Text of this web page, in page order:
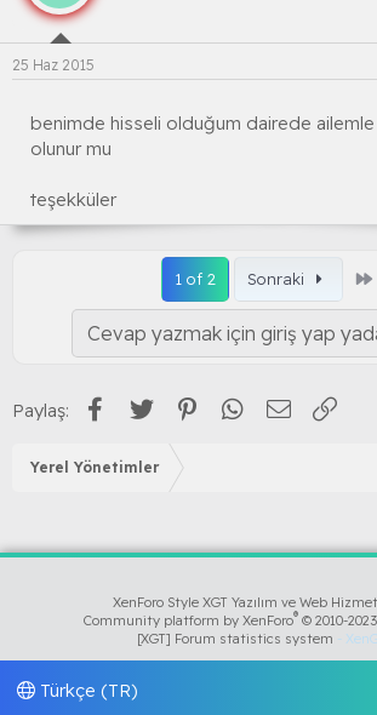
25 Haz 2015
benimde hisseli olduğum dairede ailemle
olunur mu
teşekküler
1 of 2 Sonraki
Cevap yazmak için giriş yap
Paylaş: Facebook
Twitter PinterestWhatsApp
E-posta
Yerel Yönetimler
XenForo Style XGT Yazılım ve Web
Community platform by XenForo® © 2010-
[XGT] Forum statistics system -
Türkçe (TR)